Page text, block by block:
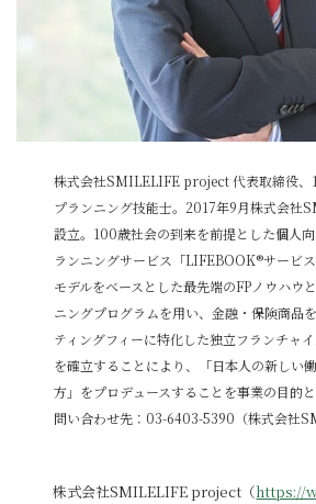
株式会社SMILELIFE project 代表取締役、
プランニング技能士。2017年9月株式会社
設立。100歳社会の到来を前提とした個人
ランニングサービス「LIFEBOOK®サービ
モデルをベースとした最先端のFPノウハウ
ニングプログラムを用い、金融・保険商品
ティングフィーに特化した独立フランチャ
を確立することにより、「日本人の新しい
方」をプロデュースすることを事業の目的と
問い合わせ先：03-6403-5390（株式会社
株式会社SMILELIFE project（https://